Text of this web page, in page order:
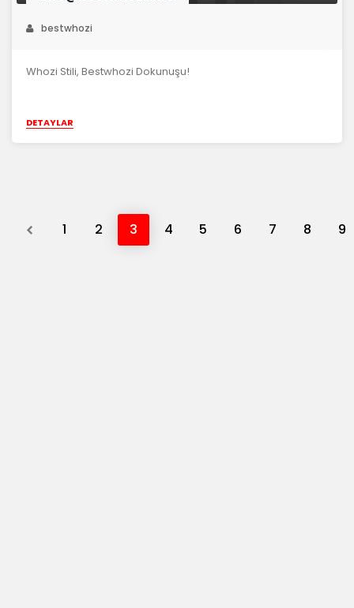
bestwhozi
Whozi Stili, Bestwhozi Dokunuşu!
DETAYLAR
Previous
1 2 3 4 5 6 7 8 9